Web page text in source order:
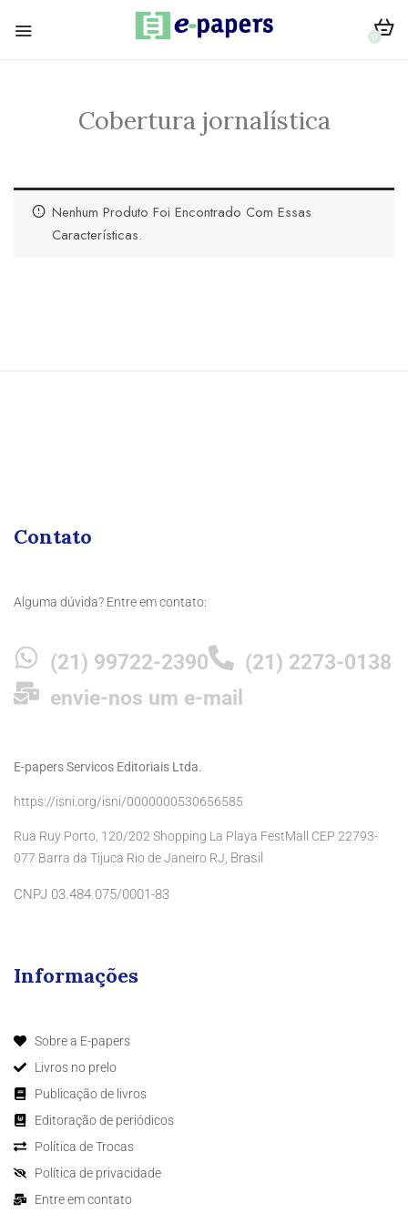
0
Cobertura jornalística
Nenhum Produto Foi Encontrado Com Essas
Características.
Contato
Alguma dúvida? Entre em contato:
(21) 99722-2390
(21) 2273-0138
envie-nos um e-mail
E-papers Servicos Editoriais Ltda.
https://isni.org/isni/0000000530656585
Rua Ruy Porto, 120/202 Shopping La Playa FestMall CEP 22793-
077 Barra da Tijuca Rio de Janeiro RJ, Brasil
CNPJ 03.484.075/0001-83
Informações
Sobre a E-papers
Livros no prelo
Publicação de livros
Editoração de periódicos
Política de Trocas
Política de privacidade
Entre em contato